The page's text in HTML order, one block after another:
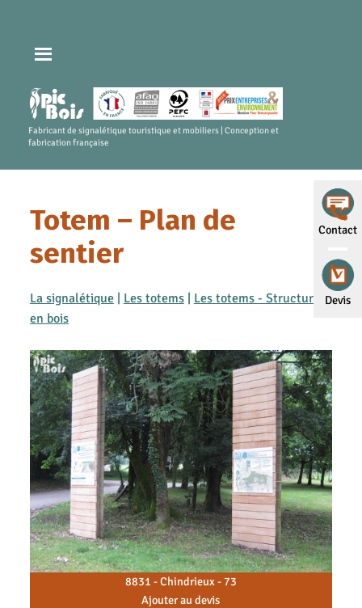
Contact
Devis
Fabricant de signalétique touristique et mobiliers | Conception et
fabrication française
Totem – Plan de
sentier
La signalétique| Les totems| Les totems - Structures
en bois
8831 - Chindrieux - 73
Ajouter au devis